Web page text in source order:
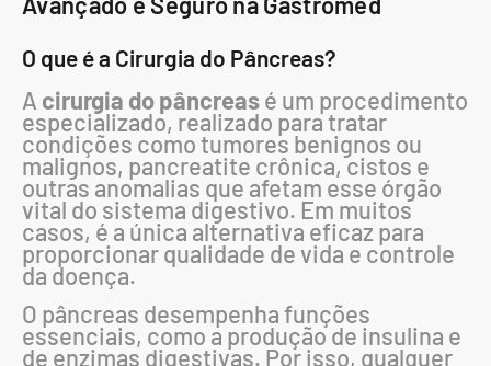
O que é a Cirurgia do Pâncreas?
A cirurgia do pâncreasé um procedimento
especializado, realizado para tratar
condições como tumores benignos ou
malignos, pancreatite crônica, cistos e
outras anomalias que afetam esse órgão
vital do sistema digestivo. Em muitos
casos, é a única alternativa eficaz para
proporcionar qualidade de vida e controle
da doença.
O pâncreas desempenha funções
essenciais, como a produção de insulina e
de enzimas digestivas. Por isso, qualquer